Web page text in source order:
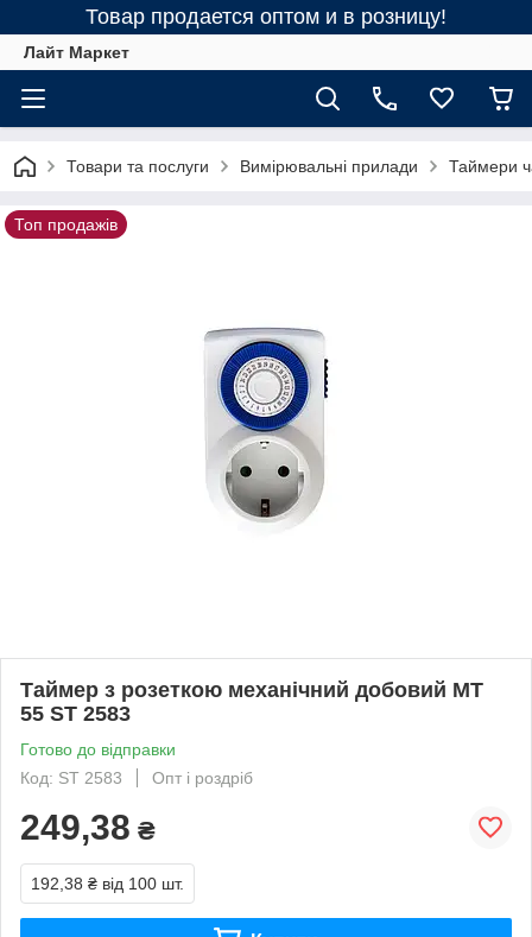
Товар продается оптом и в розницу!
Лайт Маркет
Товари та послуги Вимірювальні прилади Таймери
Топ продажів
Таймер з розеткою механічний добовий MT
55 ST 2583
Готово до відправки
Код: ST 2583
Опт і роздріб
249,38 ₴
192,38 ₴ від 100 шт.